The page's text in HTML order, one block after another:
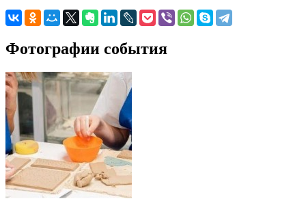
Фотографии события